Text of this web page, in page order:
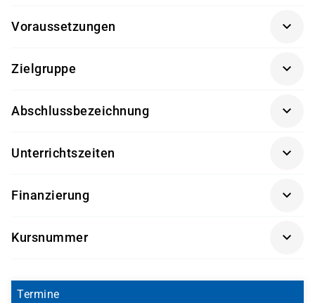
Voraussetzungen
Zielgruppe
Abschlussbezeichnung
Unterrichtszeiten
Finanzierung
Das Jobcoaching kann über einen Aktivierungs- und
werden.
Kursnummer
Termine